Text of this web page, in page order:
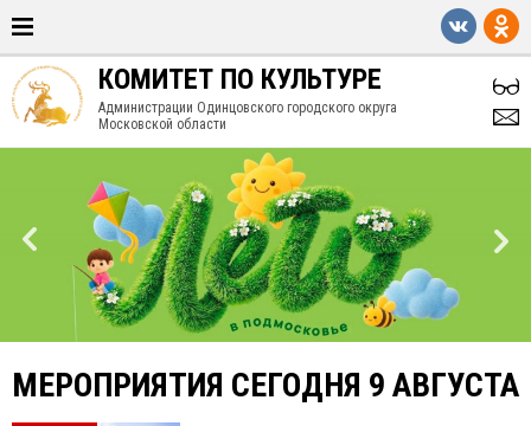
КОМИТЕТ ПО КУЛЬТУРЕ
Администрации Одинцовского городского округа
Московской области
МЕРОПРИЯТИЯ СЕГОДНЯ 9 АВГУСТА